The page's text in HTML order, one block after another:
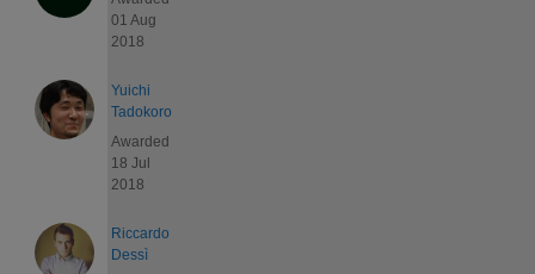
01 Aug
2018
Yuichi
Tadokoro
Awarded
18 Jul
2018
Riccardo
Dessì